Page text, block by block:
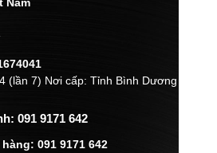
Nam
(lần 7) Nơi cấp: Tỉnh Bình Dương
091 9171 642
091 9171 642